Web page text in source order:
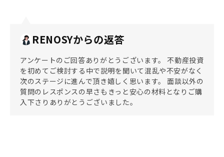
RENOSYからの返答
アンケートのご回答ありがとうございます。 不動産投資
を初めてご検討する中で説明を聞いて混乱や不安がなく
次のステージに進んで頂き嬉しく思います。 面談以外の
質問のレスポンスの早さもきっと安心の材料となりご購
入下さりありがとうございました。